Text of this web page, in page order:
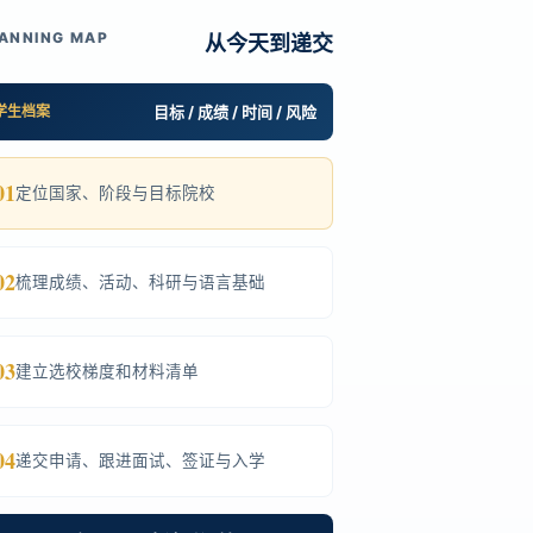
MAP 从今天到递交
生档案 目标 / 成绩 / 时间 / 风险
定位国家、阶段与目标院校
梳理成绩、活动、科研与语言基础
建立选校梯度和材料清单
递交申请、跟进面试、签证与入学